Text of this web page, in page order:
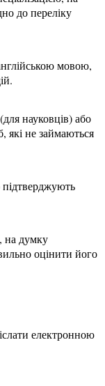
до переліку
мовою,
науковців) або
які не займаються
на думку
оцінити його
електронною